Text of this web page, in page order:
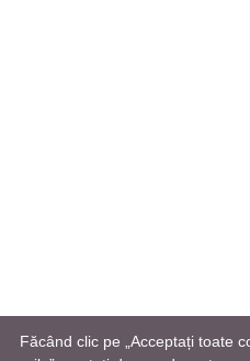
Făcând clic pe „Acceptați toate